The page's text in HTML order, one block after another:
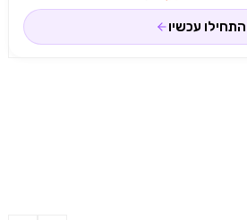
התחילו עכשיו